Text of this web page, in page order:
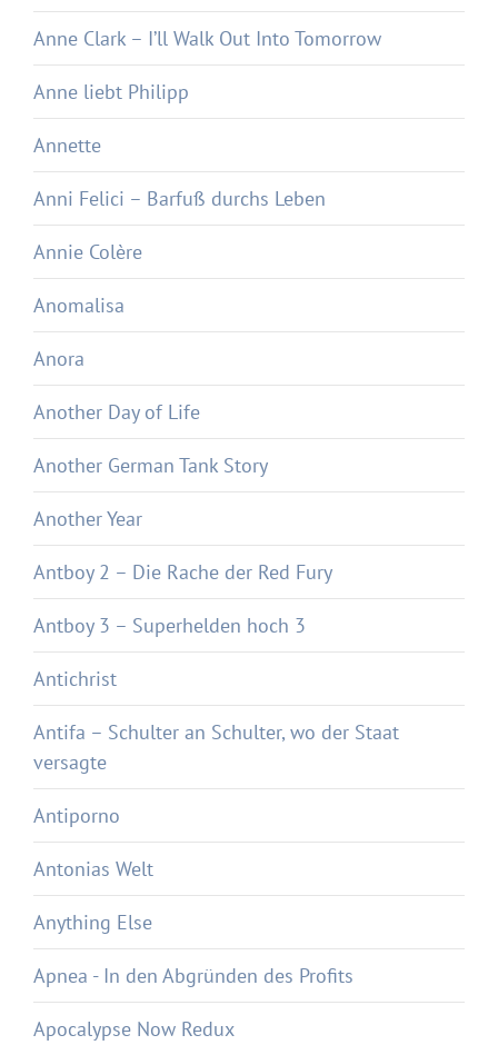
Anne Clark – I’ll Walk Out Into Tomorrow
Anne liebt Philipp
Annette
Anni Felici – Barfuß durchs Leben
Annie Colère
Anomalisa
Anora
Another Day of Life
Another German Tank Story
Another Year
Antboy 2 – Die Rache der Red Fury
Antboy 3 – Superhelden hoch 3
Antichrist
Antifa – Schulter an Schulter, wo der Staat
versagte
Antiporno
Antonias Welt
Anything Else
Apnea - In den Abgründen des Profits
Apocalypse Now Redux